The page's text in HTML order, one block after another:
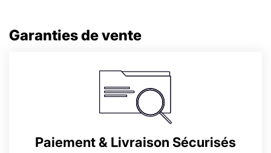
Garanties de vente
Paiement & Livraison Sécurisés